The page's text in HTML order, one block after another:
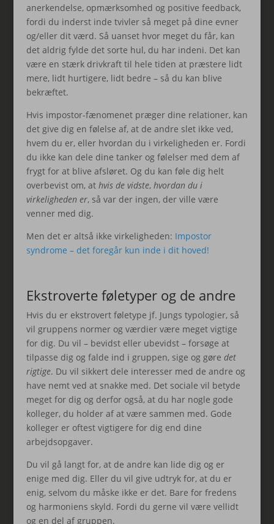
anerkendelse, opmærksomhed og positive feedback,
fordi du inderst inde tvivler så meget på dine evner
og/eller dit værd. Så uanset hvor meget du får, kan
det aldrig fylde det sorte hul, du har indeni. Det kan
være en stærk drivkraft til hele tiden at præstere lidt
mere, lidt hurtigere, lidt bedre – så du kan blive
bekræftet.
Hvis impostor-fænomenet præger dine relationer, kan
det give dig en følelse af, at de andre slet ikke ved,
hvem du er, eller hvordan du i virkeligheden er. Fordi
du ikke kan dele dine tanker og følelser med dem af
frygt for at blive afsløret. Og du kan føle dig helt
overbevist om, at hvis de vidste,hvordan du i
virkeligheden er, så var der ingen, der ville være
venner med dig.
Men det er altså ikke virkeligheden: Impostor
syndrome – det foregår kun inde i dit hoved!
Ekstroverte føletyper og de andre
Hvis du er ekstrovert føletype jf. Jungs typologier, så
vil gruppens normer og værdier være meget vigtige
for dig. Du vil – bevidst eller ubevidst – forsøge at
tilpasse dig og falde ind i gruppen, sige og gøre det
rigtige. Du vil sikkert dele interesser med de andre og
have nemt ved at snakke med. Det sociale vil betyde
meget for dig og derfor også, at du har nogle gode
kolleger, du holder af at være sammen med. Gode
kolleger er oftest vigtigere for dig end dine
arbejdsopgaver.
Du vil gå langt for, at de andre kan lide dig og er
enige med dig. Eller du vil give udtryk for, at du er
enig, selvom du måske ikke er det. Bare for fredens
og harmoniens skyld. Fordi du gerne vil være vellidt
og en del af gruppen.